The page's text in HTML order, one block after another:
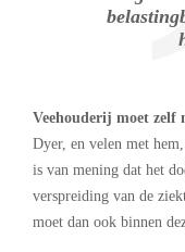
Veehouderij moet zelf
Dyer, en velen met hem,
is van mening dat het
verspreiding van de
moet dan ook binnen